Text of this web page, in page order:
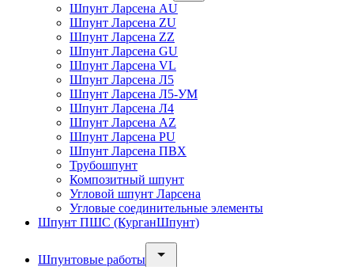
Шпунт Ларсена AU
Шпунт Ларсена ZU
Шпунт Ларсена ZZ
Шпунт Ларсена GU
Шпунт Ларсена VL
Шпунт Ларсена Л5
Шпунт Ларсена Л5-УМ
Шпунт Ларсена Л4
Шпунт Ларсена AZ
Шпунт Ларсена PU
Шпунт Ларсена ПВХ
Трубошпунт
Композитный шпунт
Угловой шпунт Ларсена
Угловые соединительные элементы
Шпунт ПШС (КурганШпунт)
Шпунтовые работы